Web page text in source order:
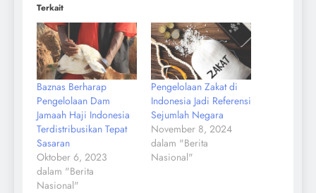
Terkait
Baznas Berharap
Pengelolaan Dam
Jamaah Haji Indonesia
Terdistribusikan Tepat
Sasaran
Oktober 6, 2023
dalam "Berita
Nasional"
Pengelolaan Zakat di
Indonesia Jadi Referensi
Sejumlah Negara
November 8, 2024
dalam "Berita
Nasional"